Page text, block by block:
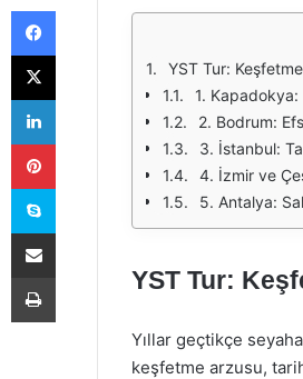
YST Tur:
1. Kapadokya:
2. Bodrum:
3. İstanbul:
4. İzmir ve
5. Antalya:
YST Tur:
Yıllar geçtikçe
keşfetme arzusu,
Facebook
X
LinkedIn
Pinterest
Skype
E-Posta ile paylaş